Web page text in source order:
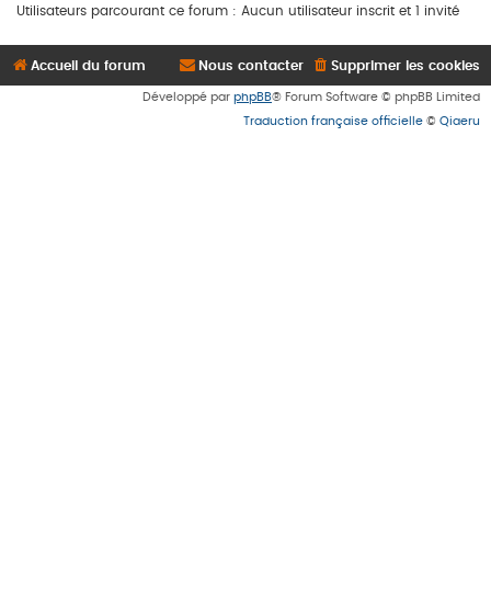
Utilisateurs parcourant ce forum : Aucun utilisateur inscrit et 1 invité
Accueil du forum Supprimer les cookies
Nous contacter
Développé par phpBB® Forum Software © phpBB Limited
Traduction française officielle © Qiaeru